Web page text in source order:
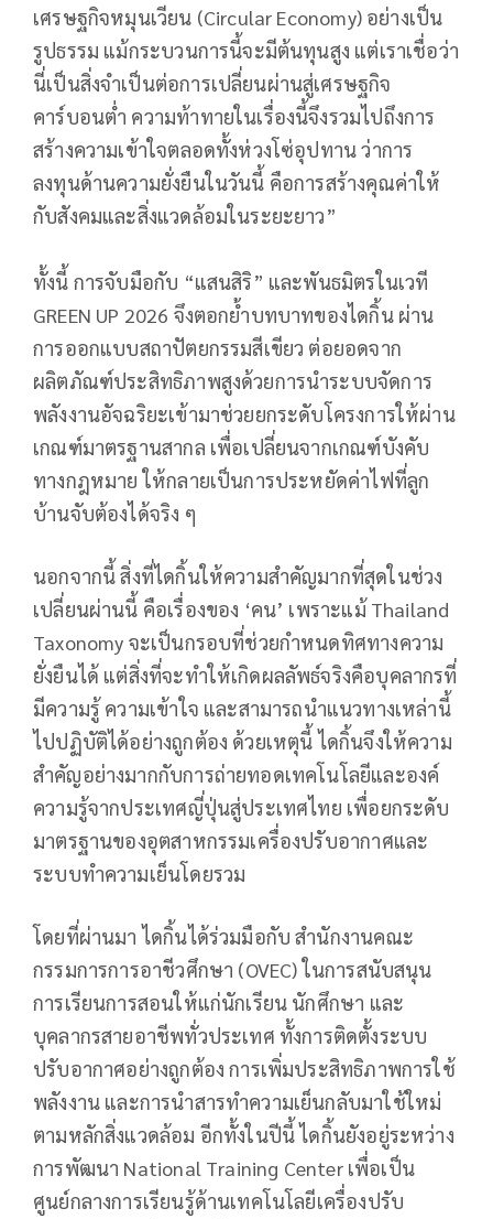
เศรษฐกิจหมุนเวียน (Circular Economy) อย่างเป็น
รูปธรรม แม้กระบวนการนี้จะมีต้นทุนสูง แต่เราเชื่อว่า
นี่เป็นสิ่งจำเป็นต่อการเปลี่ยนผ่านสู่เศรษฐกิจ
คาร์บอนต่ำ ความท้าทายในเรื่องนี้จึงรวมไปถึงการ
สร้างความเข้าใจตลอดทั้งห่วงโซ่อุปทาน ว่าการ
ลงทุนด้านความยั่งยืนในวันนี้ คือการสร้างคุณค่าให้
กับสังคมและสิ่งแวดล้อมในระยะยาว”
ทั้งนี้ การจับมือกับ “แสนสิริ” และพันธมิตรในเวที
GREEN UP 2026 จึงตอกย้ำบทบาทของไดกิ้น ผ่าน
การออกแบบสถาปัตยกรรมสีเขียว ต่อยอดจาก
ผลิตภัณฑ์ประสิทธิภาพสูงด้วยการนำระบบจัดการ
พลังงานอัจฉริยะเข้ามาช่วยยกระดับโครงการให้ผ่าน
เกณฑ์มาตรฐานสากล เพื่อเปลี่ยนจากเกณฑ์บังคับ
ทางกฎหมาย ให้กลายเป็นการประหยัดค่าไฟที่ลูก
บ้านจับต้องได้จริง ๆ
นอกจากนี้ สิ่งที่ไดกิ้นให้ความสำคัญมากที่สุดในช่วง
เปลี่ยนผ่านนี้ คือเรื่องของ ‘คน’ เพราะแม้ Thailand
Taxonomy จะเป็นกรอบที่ช่วยกำหนดทิศทางความ
ยั่งยืนได้ แต่สิ่งที่จะทำให้เกิดผลลัพธ์จริงคือบุคลากรที่
มีความรู้ ความเข้าใจ และสามารถนำแนวทางเหล่านี้
ไปปฏิบัติได้อย่างถูกต้อง ด้วยเหตุนี้ ไดกิ้นจึงให้ความ
สำคัญอย่างมากกับการถ่ายทอดเทคโนโลยีและองค์
ความรู้จากประเทศญี่ปุ่นสู่ประเทศไทย เพื่อยกระดับ
มาตรฐานของอุตสาหกรรมเครื่องปรับอากาศและ
ระบบทำความเย็นโดยรวม
โดยที่ผ่านมา ไดกิ้นได้ร่วมมือกับ สำนักงานคณะ
กรรมการการอาชีวศึกษา (OVEC) ในการสนับสนุน
การเรียนการสอนให้แก่นักเรียน นักศึกษา และ
บุคลากรสายอาชีพทั่วประเทศ ทั้งการติดตั้งระบบ
ปรับอากาศอย่างถูกต้อง การเพิ่มประสิทธิภาพการใช้
พลังงาน และการนำสารทำความเย็นกลับมาใช้ใหม่
ตามหลักสิ่งแวดล้อม อีกทั้งในปีนี้ ไดกิ้นยังอยู่ระหว่าง
การพัฒนา National Training Center เพื่อเป็น
ศูนย์กลางการเรียนรู้ด้านเทคโนโลยีเครื่องปรับ